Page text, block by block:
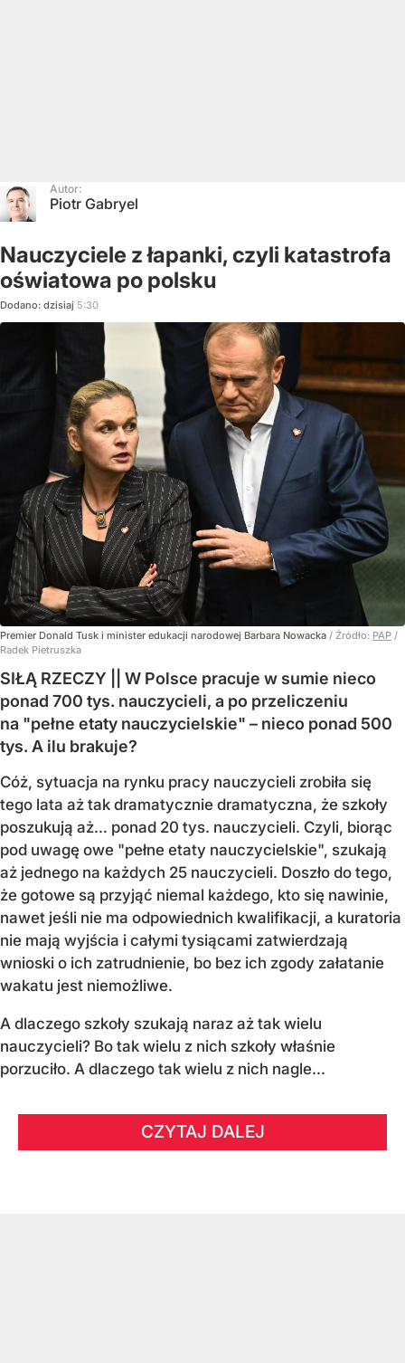
Autor:
Piotr Gabryel
Nauczyciele z łapanki, czyli katastrofa
oświatowa po polsku
Dodano: dzisiaj 5:30
Premier Donald Tusk i minister edukacji narodowej Barbara Nowacka / Źródło: PAP /
Radek Pietruszka
SIŁĄ RZECZY || W Polsce pracuje w sumie nieco
ponad 700 tys. nauczycieli, a po przeliczeniu
na "pełne etaty nauczycielskie" – nieco ponad 500
tys. A ilu brakuje?
Cóż, sytuacja na rynku pracy nauczycieli zrobiła się
tego lata aż tak dramatycznie dramatyczna, że szkoły
poszukują aż… ponad 20 tys. nauczycieli. Czyli, biorąc
pod uwagę owe "pełne etaty nauczycielskie", szukają
aż jednego na każdych 25 nauczycieli. Doszło do tego,
że gotowe są przyjąć niemal każdego, kto się nawinie,
nawet jeśli nie ma odpowiednich kwalifikacji, a kuratoria
nie mają wyjścia i całymi tysiącami zatwierdzają
wnioski o ich zatrudnienie, bo bez ich zgody załatanie
wakatu jest niemożliwe.
A dlaczego szkoły szukają naraz aż tak wielu
nauczycieli? Bo tak wielu z nich szkoły właśnie
porzuciło. A dlaczego tak wielu z nich nagle...
CZYTAJ DALEJ